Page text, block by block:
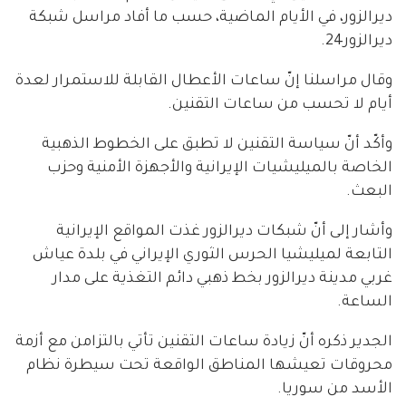
ديرالزور، في الأيام الماضية، حسب ما أفاد مراسل شبكة
ديرالزور24.
وقال مراسلنا إنّ ساعات الأعطال القابلة للاستمرار لعدة
أيام لا تحسب من ساعات التقنين.
وأكّد أنّ سياسة التقنين لا تطبق على الخطوط الذهبية
الخاصة بالميليشيات الإيرانية والأجهزة الأمنية وحزب
البعث.
وأشار إلى أنّ شبكات ديرالزور غذت المواقع الإيرانية
التابعة لميليشيا الحرس الثوري الإيراني في بلدة عياش
غربي مدينة ديرالزور بخط ذهبي دائم التغذية على مدار
الساعة.
الجدير ذكره أنّ زيادة ساعات التقنين تأتي بالتزامن مع أزمة
محروقات تعيشها المناطق الواقعة تحت سيطرة نظام
الأسد من سوريا.